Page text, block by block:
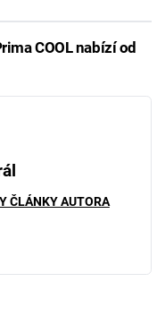
COOL nabízí od
ČLÁNKY AUTORA